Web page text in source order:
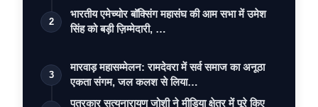
2
भारतीय एमेच्योर बॉक्सिंग महासंघ की आम सभा में उमेश
सिंह को बड़ी ज़िम्मेदारी, …
3
मारवाड़ महासम्मेलन: रामदेवरा में सर्व समाज का अनूठा
एकता संगम, जल कलश से लिया…
पत्रकार सत्यनारायण जोशी ने मीडिया क्षेत्र में पूरे किए